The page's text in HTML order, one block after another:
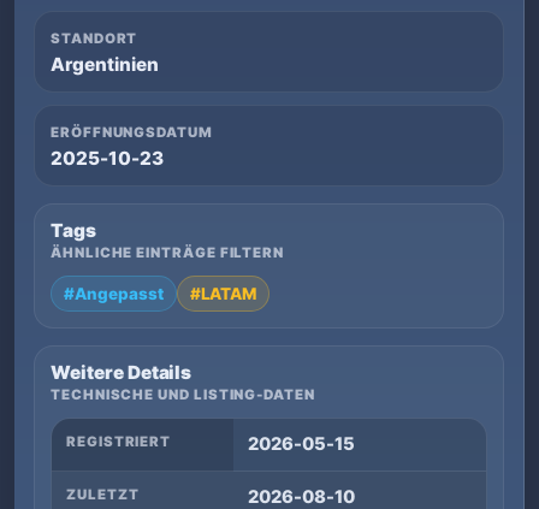
STANDORT
Argentinien
ERÖFFNUNGSDATUM
2025-10-23
Tags
ÄHNLICHE EINTRÄGE FILTERN
#Angepasst #LATAM
Weitere Details
TECHNISCHE UND LISTING-DATEN
REGISTRIERT 2026-05-15
ZULETZT
2026-08-10